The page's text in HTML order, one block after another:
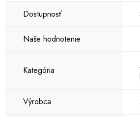
Dostupnosť
Naše hodnotenie
Kategória
Výrobca